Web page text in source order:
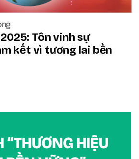
Tôn vinh sự
kết vì tương lai bền